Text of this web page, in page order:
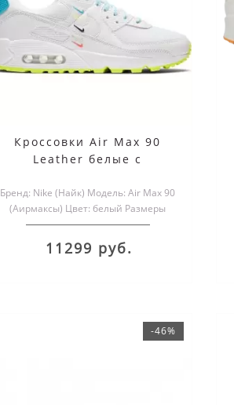
Кроссовки Air Max 90
Leather белые с
Бренд: Nike (Найк) Модель: Air Max 90
(Аирмаксы) Цвет: белый Размеры
обуви: мужские и женск..
11299 руб.
-46%